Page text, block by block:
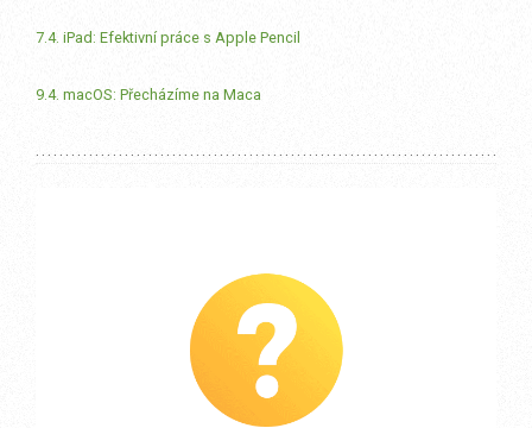
7.4. iPad: Efektivní práce s Apple Pencil
9.4. macOS: Přecházíme na Maca